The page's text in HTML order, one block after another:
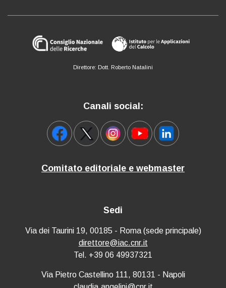
Direttore: Dott. Roberto Natalini
Canali social:
Comitato editoriale e webmaster
Sedi
Via dei Taurini 19, 00185 - Roma (sede principale)
direttore@iac.cnr.it
Tel. +39 06 49937321
Via Pietro Castellino 111, 80131 - Napoli